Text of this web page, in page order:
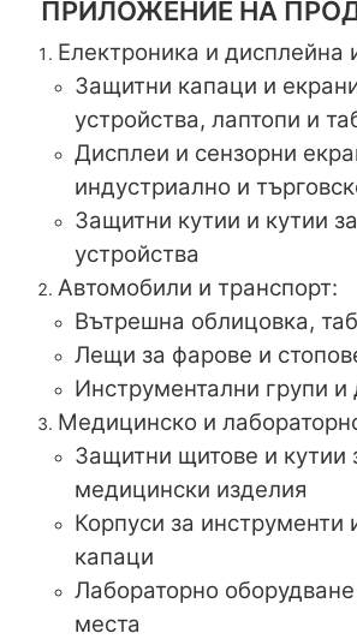
ПРИЛОЖЕНИЕ НА
Електроника и дисплейна
Защитни капаци и
устройства, лаптопи и
Дисплеи и сензорни
индустриално и
Защитни кутии и кутии
устройства
Автомобили и транспорт:
Вътрешна облицовка,
Лещи за фарове и
Инструментални групи и
Медицинско и
Защитни щитове и кутии
медицински изделия
Корпуси за инструменти
капаци
Лабораторно
места